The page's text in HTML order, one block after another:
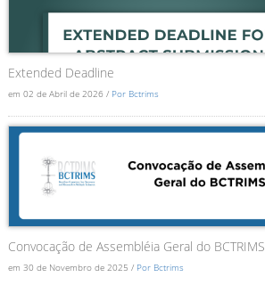
Extended Deadline
em 02 de Abril de 2026 / Por Bctrims
Convocação de Assembléia Geral do BCTRIMS
em 30 de Novembro de 2025 / Por Bctrims